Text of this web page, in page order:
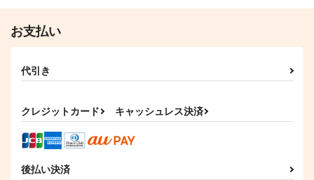
396円（税込）
サンプル
作品詳細
930円（税込）
サンプル
629
鬼滅の刃
宇髄天元×煉獄杏寿郎
サンプル
専売 944円（税込）
お支払い
代引き
クレジットカード キャッシュレス決済
後払い決済